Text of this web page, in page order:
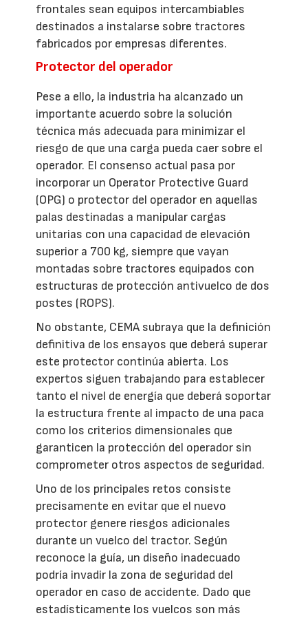
frontales sean equipos intercambiables
destinados a instalarse sobre tractores
fabricados por empresas diferentes.
Protector del operador
Pese a ello, la industria ha alcanzado un
importante acuerdo sobre la solución
técnica más adecuada para minimizar el
riesgo de que una carga pueda caer sobre el
operador. El consenso actual pasa por
incorporar un Operator Protective Guard
(OPG) o protector del operador en aquellas
palas destinadas a manipular cargas
unitarias con una capacidad de elevación
superior a 700 kg, siempre que vayan
montadas sobre tractores equipados con
estructuras de protección antivuelco de dos
postes (ROPS).
No obstante, CEMA subraya que la definición
definitiva de los ensayos que deberá superar
este protector continúa abierta. Los
expertos siguen trabajando para establecer
tanto el nivel de energía que deberá soportar
la estructura frente al impacto de una paca
como los criterios dimensionales que
garanticen la protección del operador sin
comprometer otros aspectos de seguridad.
Uno de los principales retos consiste
precisamente en evitar que el nuevo
protector genere riesgos adicionales
durante un vuelco del tractor. Según
reconoce la guía, un diseño inadecuado
podría invadir la zona de seguridad del
operador en caso de accidente. Dado que
estadísticamente los vuelcos son más